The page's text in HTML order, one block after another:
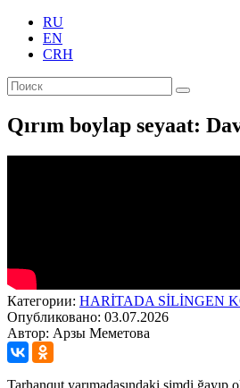
RU
EN
CRH
Qırım boylap seyaat:
Категории: HARİTADA SİLİNGEN
Опубликовано: 03.07.2026
Автор: Арзы Меметова
Tarhanqut yarımadasındaki şimdi